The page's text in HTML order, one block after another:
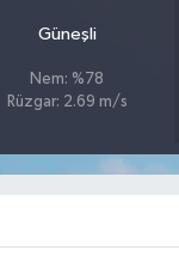
Güneşli
Nem: %78
Rüzgar: 2.69 m/s